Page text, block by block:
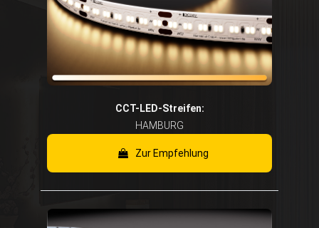
CCT-LED-Streifen:
HAMBURG
Zur Empfehlung